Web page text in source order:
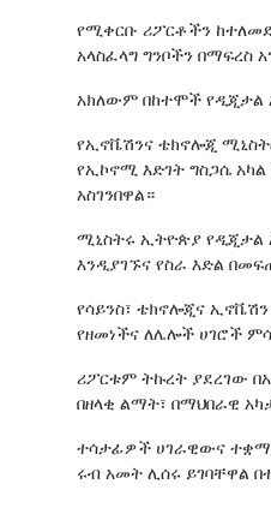
የሚቀርቡ ሪፖርቶችን
አላስፈላግ ግንቦችን በማፍረስ
አክለውም በከተሞች የዲጂታል
የኢኖቬሽንና ቴክኖሎጂ
የኢኮኖሚ እድገት ግስጋሴ
አስገንበዋል።
ሚኒስትሩ ኢትዮጵያ የዲጂታል
እንዲያገኙና የስራ እድል
የሳይንስ፣ ቴክኖሎጂና
የዘመነችና ለሌሎች ሀገሮች
ሪፖርቱም ትኩረት ያደረገው
በዘላቂ ልማት፣ በማህበራዊ
ተሳታፊዎች ሀገራዊውና
ሩብ አመት ሊሰሩ ይገባቸዋል